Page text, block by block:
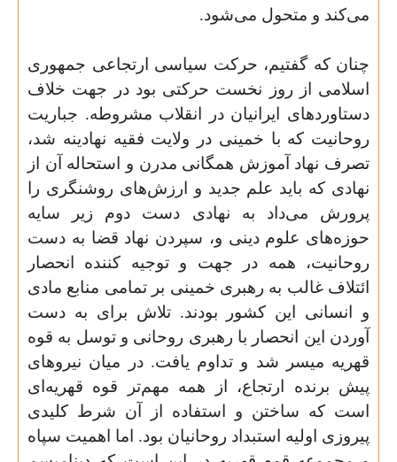
می‌کند و متحول می‌شود.
چنان که گفتیم، حرکت سیاسی ارتجاعی جمهوری
اسلامی از روز نخست حرکتی بود در جهت خلاف
دستاوردهای ایرانیان در انقلاب مشروطه. جباریت
روحانیت که با خمینی در ولایت فقیه نهادینه شد،
تصرف نهاد آموزش همگانی مدرن و استحاله آن از
نهادی که باید علم جدید و ارزش‌های روشنگری را
پرورش می‌داد به نهادی دست دوم زیر سایه
حوزه‌های علوم دینی و، سپردن نهاد قضا به دست
روحانیت، همه در جهت و توجیه کننده انحصار
ائتلاف غالب به رهبری خمینی بر تمامی منابع مادی
و انسانی این کشور بودند. تلاش برای به دست
آوردن این انحصار با رهبری روحانی و توسل به قوه
قهریه میسر شد و تداوم یافت. در میان نیروهای
پیش برنده ارتجاع، از همه مهم‌تر قوه قهریه‌ای
است که ساختن و استفاده از آن شرط کلیدی
پیروزی اولیه استبداد روحانیان بود. اما اهمیت سپاه